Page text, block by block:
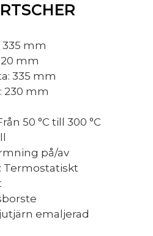
mm
mm
335 mm
230 mm
50 °C till 300 °C
på/av
Termostatiskt
emaljerad